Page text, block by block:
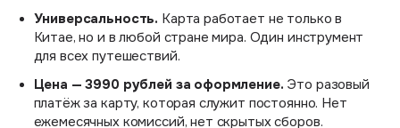
Универсальность. Карта работает не только в
Китае, но и в любой стране мира. Один инструмент
для всех путешествий.
Цена — 3990 рублей за оформление. Это разовый
платёж за карту, которая служит постоянно. Нет
ежемесячных комиссий, нет скрытых сборов.